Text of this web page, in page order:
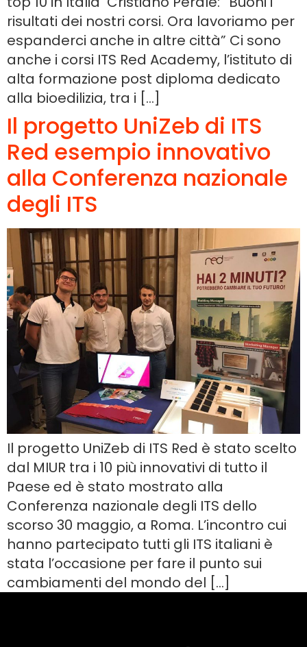
risultati dei nostri corsi. Ora lavoriamo per
espanderci anche in altre città” Ci sono
anche i corsi ITS Red Academy, l’istituto di
alta formazione post diploma dedicato
alla bioedilizia, tra i […]
Il progetto UniZeb di ITS
Red esempio innovativo
alla Conferenza nazionale
degli ITS
Il progetto UniZeb di ITS Red è stato scelto
dal MIUR tra i 10 più innovativi di tutto il
Paese ed è stato mostrato alla
Conferenza nazionale degli ITS dello
scorso 30 maggio, a Roma. L’incontro cui
hanno partecipato tutti gli ITS italiani è
stata l’occasione per fare il punto sui
cambiamenti del mondo del […]